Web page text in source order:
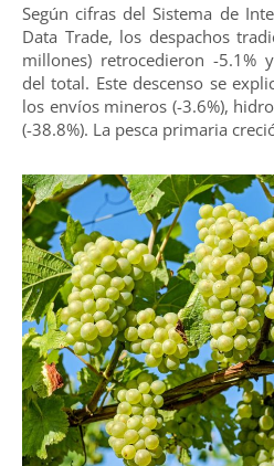
Según cifras del Sistema de
Data Trade, los despachos
millones) retrocedieron -5.1%
del total. Este descenso se
los envíos mineros (-3.6%),
(-38.8%). La pesca primaria